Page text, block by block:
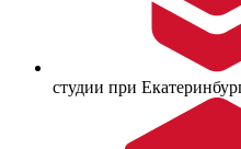
студии при